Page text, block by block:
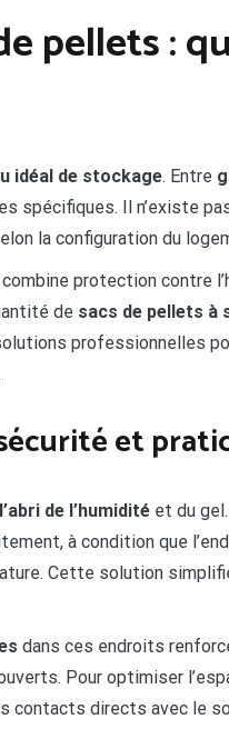
pellets :
idéal de stockage. Entre
spécifiques. Il n’existe
la configuration du
protection contre
de sacs de pellets à
professionnelles
et
de l’humidité et du
à condition que
Cette solution
dans ces endroits
Pour optimiser
contacts directs avec le